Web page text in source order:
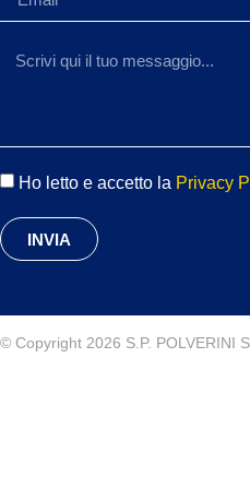
Ho letto e accetto la Privacy
INVIA
© Copyright 2026 S.P. POLVERINI